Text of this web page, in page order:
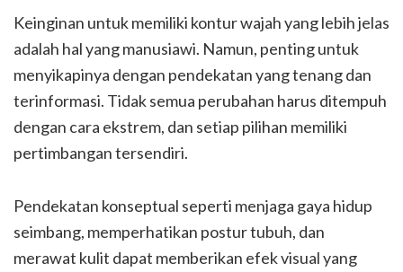
Keinginan untuk memiliki kontur wajah yang lebih jelas
adalah hal yang manusiawi. Namun, penting untuk
menyikapinya dengan pendekatan yang tenang dan
terinformasi. Tidak semua perubahan harus ditempuh
dengan cara ekstrem, dan setiap pilihan memiliki
pertimbangan tersendiri.
Pendekatan konseptual seperti menjaga gaya hidup
seimbang, memperhatikan postur tubuh, dan
merawat kulit dapat memberikan efek visual yang